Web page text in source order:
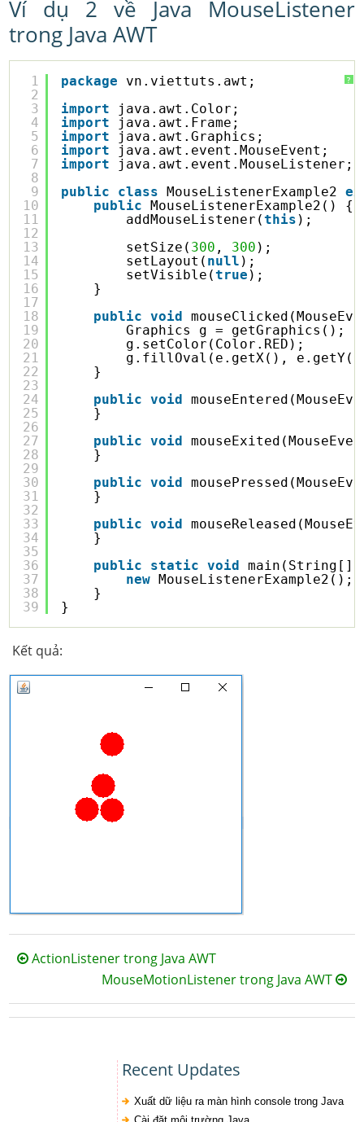
Ví dụ 2 về Java MouseListener
trong Java AWT
?
1
2
3
4
5
6
7
8
9
10
11
12
13
14
15
16
17
18
19
20
21
22
23
24
25
26
27
28
29
30
31
32
33
34
35
36
37
38
39
package
vn.viettuts.awt;
import
java.awt.Color;
import
java.awt.Frame;
import
java.awt.Graphics;
import
java.awt.event.MouseEvent;
import
java.awt.event.MouseListener;
public
class MouseListenerExample2
public
MouseListenerExample2() {
addMouseListener(this );
setSize( 300 , 300 );
setLayout( null );
setVisible(true );
}
public
void
Graphics g = getGraphics();
g.setColor(Color.RED);
g.fillOval(e.getX(),
}
public
void
}
public
void
}
public
void
}
public
void
}
public
static void
main(String[]
new MouseListenerExample2();
}
}
Kết quả:
ActionListener trong Java AWT
MouseMotionListener trong Java AWT
Recent Updates
Xuất dữ liệu ra màn hình console trong Java